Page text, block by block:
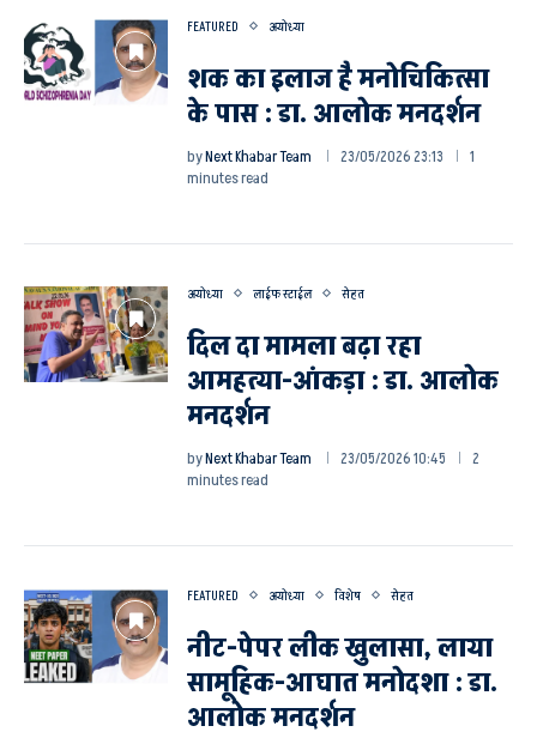
FEATURED अयोध्या
शक का इलाज है मनोचिकित्सा
के पास : डा. आलोक मनदर्शन
byNext Khabar Team 23/05/2026 23:13
1
minutes read
अयोध्या लाईफ स्टाईल सेहत
दिल दा मामला बढ़ा रहा
आमहत्या-आंकड़ा : डा. आलोक
मनदर्शन
byNext Khabar Team 23/05/2026 10:45
2
minutes read
FEATURED अयोध्या विशेष सेहत
नीट-पेपर लीक खुलासा, लाया
सामूहिक-आघात मनोदशा : डा.
आलोक मनदर्शन